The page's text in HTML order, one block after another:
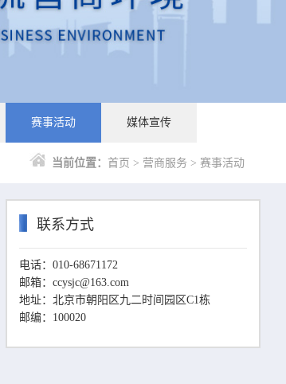
赛事活动 媒体宣传
当前位置： 首页 > 营商服务 > 赛事活动
联系方式
电话：010-68671172
邮箱：ccysjc@163.com
地址：北京市朝阳区九二时间园区C1栋
邮编：100020